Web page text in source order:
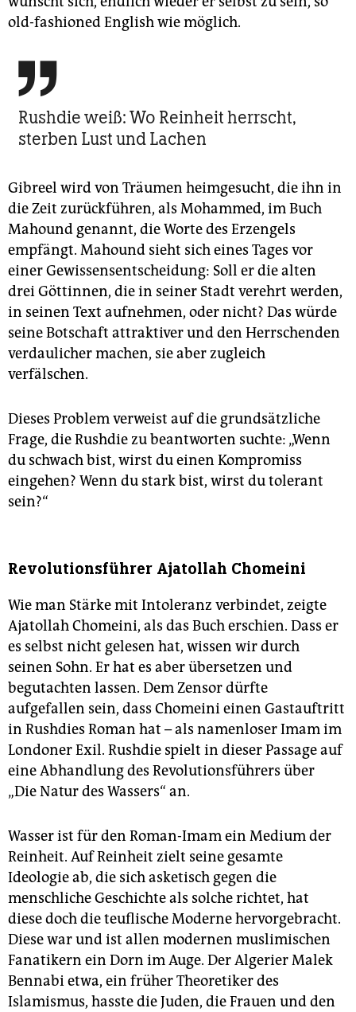
old-fashioned English wie möglich.

Rushdie weiß: Wo Reinheit herrscht,
sterben Lust und Lachen
Gibreel wird von Träumen heimgesucht, die ihn in
die Zeit zurückführen, als Mohammed, im Buch
Mahound genannt, die Worte des Erzengels
empfängt. Mahound sieht sich eines Tages vor
einer Gewissensentscheidung: Soll er die alten
drei Göttinnen, die in seiner Stadt verehrt werden,
in seinen Text aufnehmen, oder nicht? Das würde
seine Botschaft attraktiver und den Herrschenden
verdaulicher machen, sie aber zugleich
verfälschen.
Dieses Problem verweist auf die grundsätzliche
Frage, die Rushdie zu beantworten suchte: „Wenn
du schwach bist, wirst du einen Kompromiss
eingehen? Wenn du stark bist, wirst du tolerant
sein?“
Revolutionsführer Ajatollah Chomeini
Wie man Stärke mit Intoleranz verbindet, zeigte
Ajatollah Chomeini, als das Buch erschien. Dass er
es selbst nicht gelesen hat, wissen wir durch
seinen Sohn. Er hat es aber übersetzen und
begutachten lassen. Dem Zensor dürfte
aufgefallen sein, dass Chomeini einen Gastauftritt
in Rushdies Roman hat – als namenloser Imam im
Londoner Exil. Rushdie spielt in dieser Passage auf
eine Abhandlung des Revolutionsführers über
„Die Natur des Wassers“ an.
Wasser ist für den Roman-Imam ein Medium der
Reinheit. Auf Reinheit zielt seine gesamte
Ideologie ab, die sich asketisch gegen die
menschliche Geschichte als solche richtet, hat
diese doch die teuflische Moderne hervorgebracht.
Diese war und ist allen modernen muslimischen
Fanatikern ein Dorn im Auge. Der Algerier Malek
Bennabi etwa, ein früher Theoretiker des
Islamismus, hasste die Juden, die Frauen und den